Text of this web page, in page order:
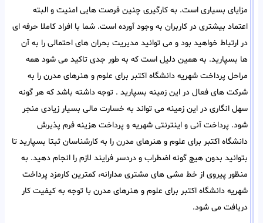
مزایای بسیاری است. به کارگیری چنین فرصت هایی امنیت و البته
اعتماد بیشتری در کاربران به وجود آورده است. شما با افراد کاملا حرفه ای
در ارتباط خواهید بود و می توانید مدیریت بحران های احتمالی را به آن
ها بسپارید. به همین دلیل است که به طور جدی تاکید می شود همه
مراحل پرداخت شهریه دانشگاه اکتبر برای علوم و هنرهای مدرن را به
شرکت های فعال در این زمینه بسپارید . توجه داشته باشد که هر گونه
سهل انگاری در این زمینه می تواند به خسارت مالی بسیار زیادی منجر
شود. پرداخت آنی و اینترنتی شهریه و پرداخت هزینه فرم پذیرش
دانشگاه اکتبر برای علوم و هنرهای مدرن را به کارشناسان ثبتا بسپارید تا
بتوانید بدون هیچ گونه اضطراب و دردسر فرایند لازم را انجام دهید. به
منظور پیروی از خط مشی های مشتری مدارانه، کمترین کارمزد پرداخت
شهریه دانشگاه اکتبر برای علوم و هنرهای مدرن با توجه به کیفیت کار
دریافت می شود.